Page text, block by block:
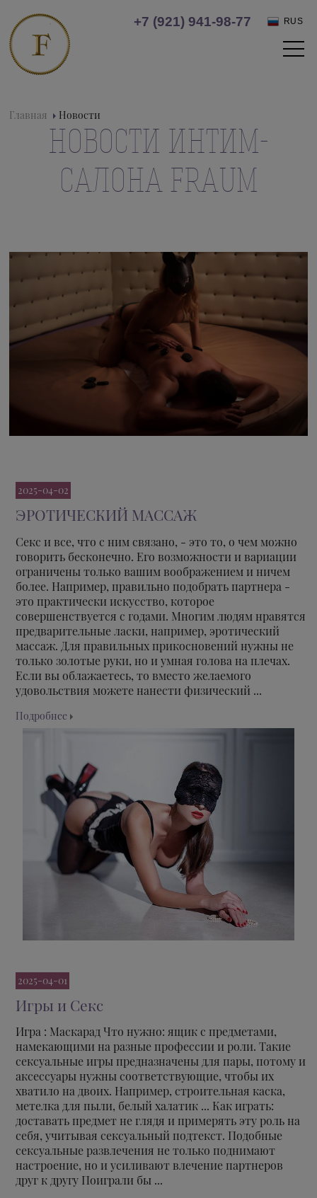
+7 (921) 941-98-77 RUS
Главная Новости
НОВОСТИ ИНТИМ-
САЛОНА FRAUM
2025-04-02
ЭРОТИЧЕСКИЙ МАССАЖ
Секс и все, что с ним связано, - это то, о чем можно
говорить бесконечно. Его возможности и вариации
ограничены только вашим воображением и ничем
более. Например, правильно подобрать партнера -
это практически искусство, которое
совершенствуется с годами. Многим людям нравятся
предварительные ласки, например, эротический
массаж. Для правильных прикосновений нужны не
только золотые руки, но и умная голова на плечах.
Если вы облажаетесь, то вместо желаемого
удовольствия можете нанести физический ...
Подробнее
2025-04-01
Игры и Секс
Игра : Маскарад Что нужно: ящик с предметами,
намекающими на разные профессии и роли. Такие
сексуальные игры предназначены для пары, потому и
аксессуары нужны соответствующие, чтобы их
хватило на двоих. Например, строительная каска,
метелка для пыли, белый халатик ... Как играть:
доставать предмет не глядя и примерять эту роль на
себя, учитывая сексуальный подтекст. Подобные
сексуальные развлечения не только поднимают
настроение, но и усиливают влечение партнеров
друг к другу Поиграли бы ...